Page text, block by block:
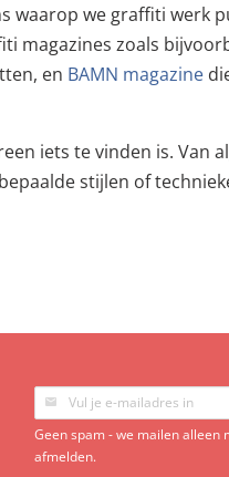
waarop we graffiti werk
magazines zoals
en BAMN magazine
iets te vinden is. Van
stijlen of
Geen spam - we mailen alleen
afmelden.